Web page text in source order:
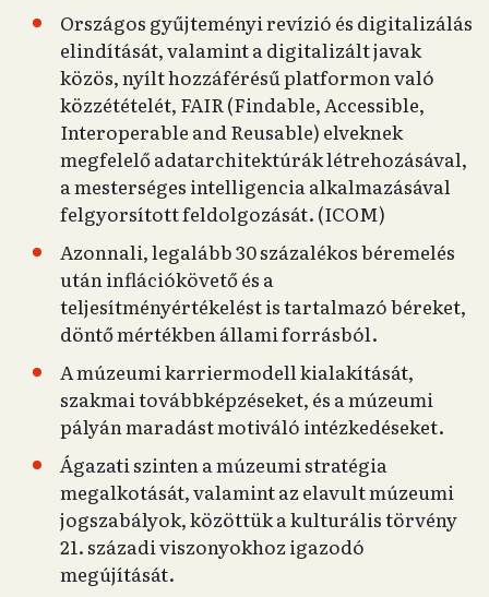
Országos gyűjteményi revízió és digitalizálás
elindítását, valamint a digitalizált javak
közös, nyílt hozzáférésű platformon való
közzétételét, FAIR (Findable, Accessible,
Interoperable and Reusable) elveknek
megfelelő adatarchitektúrák létrehozásával,
a mesterséges intelligencia alkalmazásával
felgyorsított feldolgozását. (ICOM)
Azonnali, legalább 30 százalékos béremelés
után inflációkövető és a
teljesítményértékelést is tartalmazó béreket,
döntő mértékben állami forrásból.
A múzeumi karriermodell kialakítását,
szakmai továbbképzéseket, és a múzeumi
pályán maradást motiváló intézkedéseket.
Ágazati szinten a múzeumi stratégia
megalkotását, valamint az elavult múzeumi
jogszabályok, közöttük a kulturális törvény
21. századi viszonyokhoz igazodó
megújítását.